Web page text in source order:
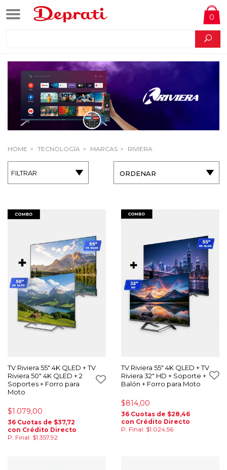
0
HOME TECNOLOGÍA MARCAS RIVIERA
FILTRAR ORDENAR
TV Riviera 55" 4K QLED + TV
Riviera 50" 4K QLED + 2
Soportes + Forro para
Moto
$1.079,00
36 Cuotas de $37,72
con Crédito Directo
P. Final: $1.357,92
TV Riviera 55" 4K QLED + TV
Riviera 32" HD + Soporte +
Balón + Forro para Moto
$814,00
36 Cuotas de $28,46
con Crédito Directo
P. Final: $1.024,56